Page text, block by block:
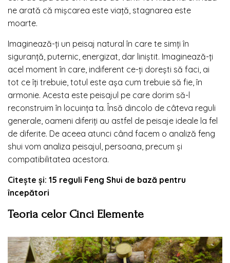
ne arată că mișcarea este viață, stagnarea este
moarte.
Imaginează-ți un peisaj natural în care te simți în
siguranță, puternic, energizat, dar liniștit. Imaginează-ți
acel moment în care, indiferent ce-ți dorești să faci, ai
tot ce îți trebuie, totul este așa cum trebuie să fie, în
armonie. Acesta este peisajul pe care dorim să-l
reconstruim în locuința ta. Însă dincolo de câteva reguli
generale, oameni diferiți au astfel de peisaje ideale la fel
de diferite. De aceea atunci când facem o analiză feng
shui vom analiza peisajul, persoana, precum și
compatibilitatea acestora.
Citește și: 15 reguli Feng Shui de bază pentru
începători
Teoria celor Cinci Elemente